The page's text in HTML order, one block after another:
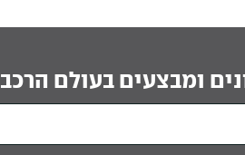
ומבצעים בעולם הרכב